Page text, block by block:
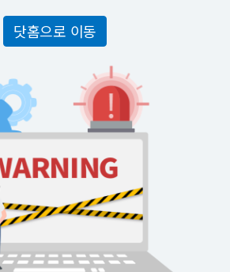
닷홈으로 이동